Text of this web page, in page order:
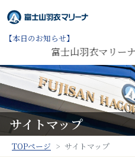
【本日のお知らせ】
富士山羽衣マリー
サイトマップ
TOPページ サイトマップ